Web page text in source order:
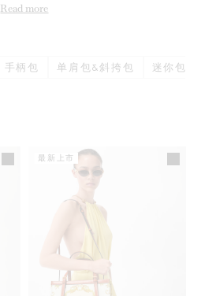
Read more
手柄包 单肩包&斜挎包 迷你包
最新上市